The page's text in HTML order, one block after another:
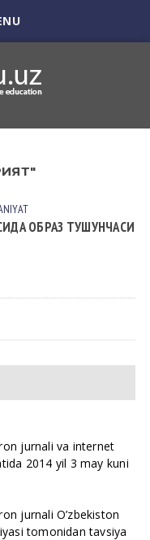
ОБРАЗ ТУШУНЧАСИ
jurnali va internet
2014 yil 3 may kuni
jurnali O’zbekiston
tomonidan tavsiya